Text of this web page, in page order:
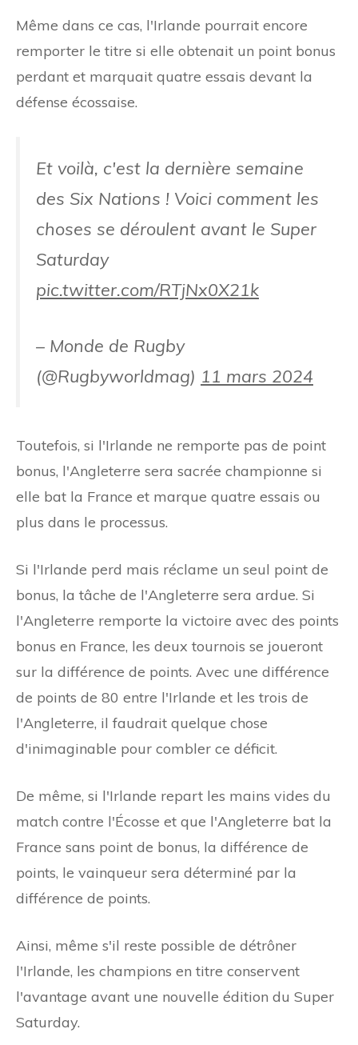
Même dans ce cas, l'Irlande pourrait encore
remporter le titre si elle obtenait un point bonus
perdant et marquait quatre essais devant la
défense écossaise.
Et voilà, c'est la dernière semaine
des Six Nations ! Voici comment les
choses se déroulent avant le Super
Saturday
pic.twitter.com/RTjNx0X21k
– Monde de Rugby
(@Rugbyworldmag) 11 mars 2024
Toutefois, si l'Irlande ne remporte pas de point
bonus, l'Angleterre sera sacrée championne si
elle bat la France et marque quatre essais ou
plus dans le processus.
Si l'Irlande perd mais réclame un seul point de
bonus, la tâche de l'Angleterre sera ardue. Si
l'Angleterre remporte la victoire avec des points
bonus en France, les deux tournois se joueront
sur la différence de points. Avec une différence
de points de 80 entre l'Irlande et les trois de
l'Angleterre, il faudrait quelque chose
d'inimaginable pour combler ce déficit.
De même, si l'Irlande repart les mains vides du
match contre l'Écosse et que l'Angleterre bat la
France sans point de bonus, la différence de
points, le vainqueur sera déterminé par la
différence de points.
Ainsi, même s'il reste possible de détrôner
l'Irlande, les champions en titre conservent
l'avantage avant une nouvelle édition du Super
Saturday.